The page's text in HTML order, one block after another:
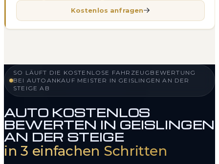
Kostenlos anfragen
SO LÄUFT DIE KOSTENLOSE FAHRZEUGBEWERTUNG
BEI AUTOANKAUF MEISTER IN GEISLINGEN AN DER
STEIGE AB
AUTO KOSTENLOS
BEWERTEN IN GEISLINGEN
AN DER STEIGE
in 3 einfachen Schritten